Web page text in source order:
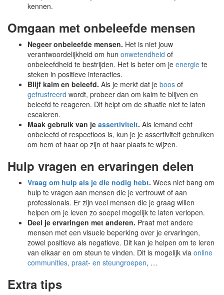
kennen.
Omgaan met onbeleefde mensen
Negeer onbeleefde mensen. Het is niet jouw
verantwoordelijkheid om hun onwetendheid of
onbeleefdheid te bestrijden. Het is beter om je energie te
steken in positieve interacties.
Blijf kalm en beleefd. Als je merkt dat je boos of
gefrustreerd wordt, probeer dan om kalm te blijven en
beleefd te reageren. Dit helpt om de situatie niet te laten
escaleren.
Maak gebruik van je assertiviteit. Als iemand echt
onbeleefd of respectloos is, kun je je assertiviteit gebruiken
om hem of haar op zijn of haar plaats te wijzen.
Hulp vragen en ervaringen delen
Vraag om hulp als je die nodig hebt. Wees niet bang om
hulp te vragen aan mensen die je vertrouwt of aan
professionals. Er zijn veel mensen die je graag willen
helpen om je leven zo soepel mogelijk te laten verlopen.
Deel je ervaringen met anderen. Praat met andere
mensen met een visuele beperking over je ervaringen,
zowel positieve als negatieve. Dit kan je helpen om te leren
van elkaar en om steun te vinden. Dit is mogelijk via online
communities, praat- en steungroepen, …
Extra tips